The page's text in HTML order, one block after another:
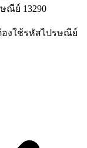
ณีย์ 13290
องใช้รหัสไปรษณีย์